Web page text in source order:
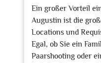
Ein großer Vorteil
Augustin ist die
Locations und
Egal, ob Sie ein
Paarshooting oder